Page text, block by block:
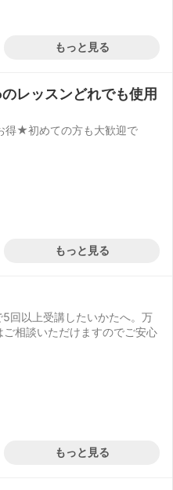
もっと見る
のレッスンどれでも使用
得★初めての方も大歓迎で
もっと見る
回以上受講したいかたへ。万
相談いただけますのでご安心
もっと見る